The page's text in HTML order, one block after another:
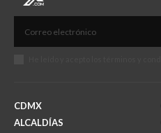
CDMX
ALCALDÍAS